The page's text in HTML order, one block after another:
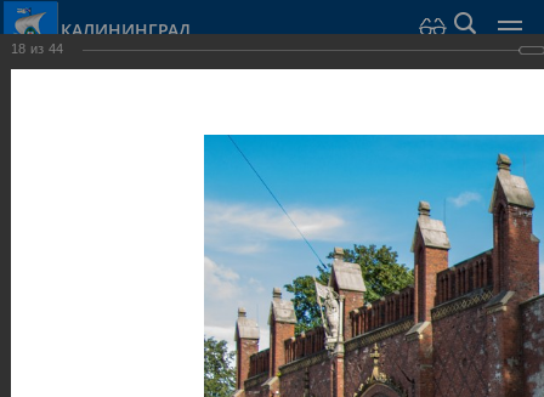
КАЛИНИНГРАД
Оборонительные сооружения и городские ворота
Оборонительные сооружения и городские ворота
18 из 44